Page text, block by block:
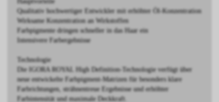
Qualitativ hochwertiger Entwickler mit erhöhter Öl-Konzentration
Wirksame Konzentration an Wirkstoffen
Farbpigmente dringen schneller in das Haar ein
Intensivere Farbergebnisse
Technologie
Die IGORA ROYAL High Definition-Technologie verfügt über
neue entwickelte Farbpigment-Matrizen für besonders klare
Farbrichtungen, strähnentreue Ergebnisse und erhöhter
Farbintensität und maximale Deckkraft.